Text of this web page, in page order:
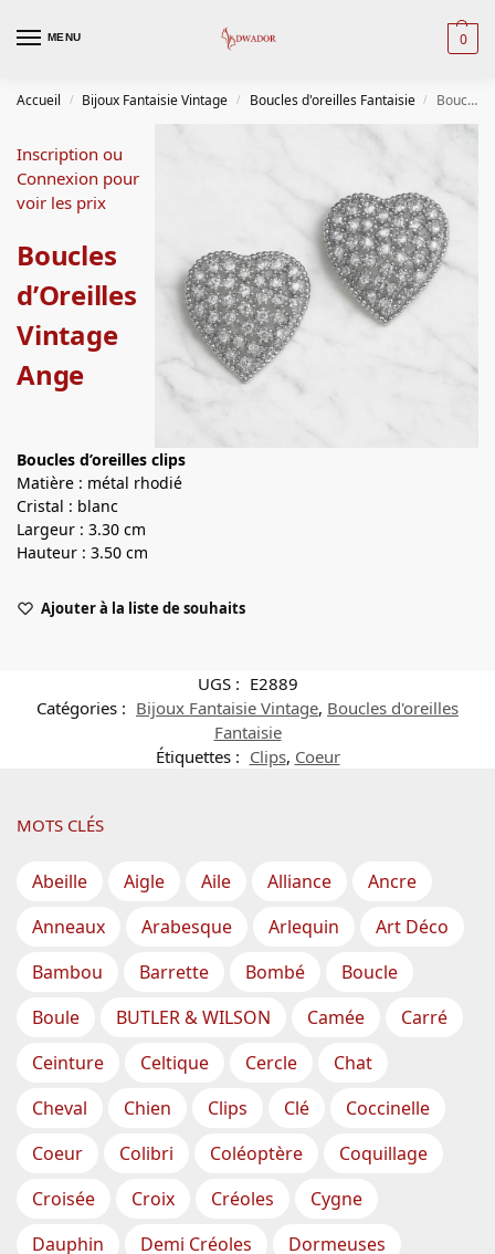
MENU 0
Accueil / Bijoux Fantaisie Vintage / Boucles d'oreilles Fantaisie / Boucles d’Oreilles Vintage Ange
Inscription ou
Connexion pour
voir les prix
Boucles
d’Oreilles
Vintage
Ange
Boucles d’oreilles clips
Matière : métal rhodié
Cristal : blanc
Largeur : 3.30 cm
Hauteur : 3.50 cm
Ajouter à la liste de souhaits
UGS : E2889
Catégories : Bijoux Fantaisie Vintage, Boucles d'oreilles
Fantaisie
Étiquettes : Clips, Coeur
MOTS CLÉS
Abeille Aigle Aile Alliance
Ancre
Anneaux
Arabesque Arlequin
Art Déco
Bambou
Barrette Bombé
Boucle
Boule
BUTLER & WILSON Camée
Carré
Ceinture
Celtique Cercle
Chat
Cheval
Chien Clips Clé
Coccinelle
Coeur
Colibri Coléoptère
Coquillage
Croisée
Croix Créoles
Cygne
Dauphin
Demi Créoles
Dormeuses